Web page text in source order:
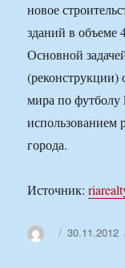
новое
зданий в объеме
Основной
(реконструкции)
мира по
использованием
города.
Источник:
Автор30.11.2012